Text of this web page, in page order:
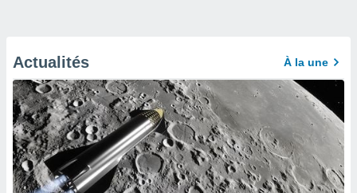
Actualités À la une